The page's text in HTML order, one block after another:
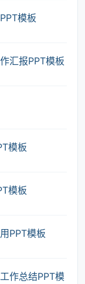
模板
汇报PPT模板
模板
模板
PPT模板
作总结PPT模